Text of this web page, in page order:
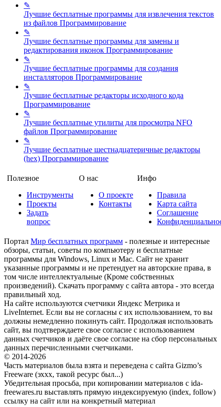
✎
Лучшие бесплатные программы для извлечения текстов
из файлов Программирование
✎
Лучшие бесплатные программы для замены и
редактирования иконок Программирование
✎
Лучшие бесплатные программы для создания
инсталляторов Программирование
✎
Лучшие бесплатные редакторы исходного кода
Программирование
✎
Лучшие бесплатные утилиты для просмотра NFO
файлов Программирование
✎
Лучшие бесплатные шестнадцатеричные редакторы
(hex) Программирование
Полезное
Инструменты
Проекты
Задать
вопрос
О нас
О проекте
Контакты
Инфо
Правила
Карта сайта
Соглашение
Портал Мир бесплатных программ - полезные и интересные
обзоры, статьи, советы по компьютеру и бесплатные
программы для Windows, Linux и Mac. Сайт не хранит
указанные программы и не претендует на авторские права, в
том числе интеллектуальные (Кроме собственных
произведений). Скачать программу с сайта автора - это всегда
правильный ход.
На сайте используются счетчики Яндекс Метрика и
LiveInternet. Если вы не согласны с их использованием, то вы
должны немедленно покинуть сайт. Продолжая использовать
сайт, вы подтверждаете свое согласие с использованием
данных счетчиков и даёте свое согласие на сбор персональных
данных перечисленными счетчиками.
© 2014-2026
Часть материалов была взята и переведена с сайта Gizmo’s
Freeware (эххх, такой ресурс был...)
Убедительная просьба, при копировании материалов с ida-
freewares.ru выставлять прямую индексируемую (index, follow)
ссылку на сайт или на конкретный материал